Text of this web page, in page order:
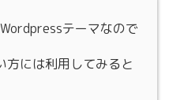
テーマなので
方には利用してみると